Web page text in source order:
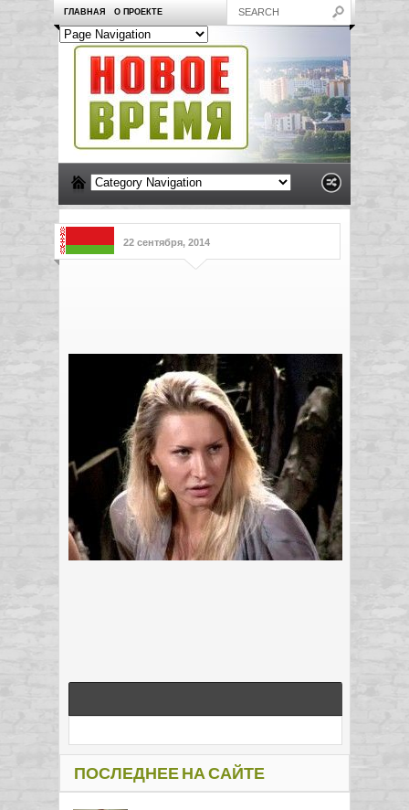
ГЛАВНАЯ О ПРОЕКТЕ
22 сентября, 2014
ПОСЛЕДНЕЕ НА САЙТЕ